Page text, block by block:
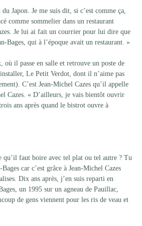
Japon. Je me suis dit, si c’est comme ça,
comme sommelier dans un restaurant
Je lui ai fait un courrier pour lui dire que
Bages, qui à l’époque avait un restaurant. »
il passe en salle et retrouve un poste de
Le Petit Verdot, dont il n’aime pas
C’est Jean-Michel Cazes qu’il appelle
Cazes. « D’ailleurs, je vais bientôt ouvrir
ans après quand le bistrot ouvre à
qu’il faut boire avec tel plat ou tel autre ? Tu
car c’est grâce à Jean-Michel Cazes
Dix ans après, j’en suis reparti en
un 1995 sur un agneau de Pauillac,
de gens viennent pour les ris de veau et